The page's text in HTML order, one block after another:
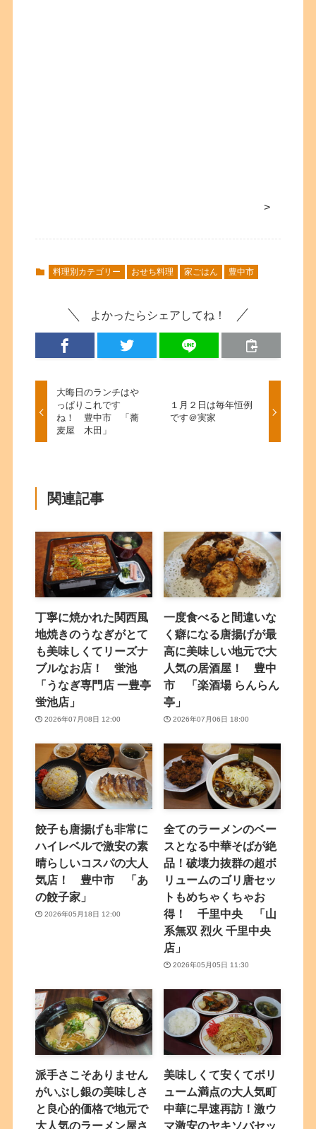
>
料理別カテゴリー おせち料理 家ごはん 豊中市
よかったらシェアしてね！
大晦日のランチはや
っぱりこれです
ね！ 豊中市 「蕎
麦屋 木田」
１月２日は毎年恒例
です＠実家
関連記事
丁寧に焼かれた関西風
地焼きのうなぎがとて
も美味しくてリーズナ
ブルなお店！ 蛍池
「うなぎ専門店 一豊亭
蛍池店」
2026年07月08日 12:00
一度食べると間違いな
く癖になる唐揚げが最
高に美味しい地元で大
人気の居酒屋！ 豊中
市 「楽酒場 らんらん
亭」
2026年07月06日 18:00
餃子も唐揚げも非常に
ハイレベルで激安の素
晴らしいコスパの大人
気店！ 豊中市 「あ
の餃子家」
2026年05月18日 12:00
全てのラーメンのベー
スとなる中華そばが絶
品！破壊力抜群の超ボ
リュームのゴリ唐セッ
トもめちゃくちゃお
得！ 千里中央 「山
系無双 烈火 千里中央
店」
2026年05月05日 11:30
派手さこそありません
がいぶし銀の美味しさ
と良心的価格で地元で
大人気のラーメン屋さ
美味しくて安くてボリ
ューム満点の大人気町
中華に早速再訪！激ウ
マ激安のヤキソバセッ